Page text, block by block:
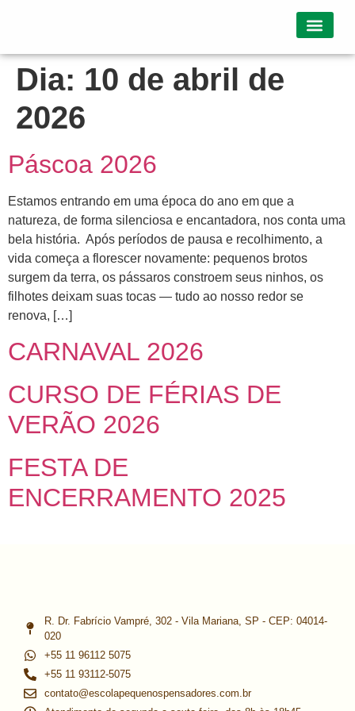
Dia: 10 de abril de
2026
Páscoa 2026
Estamos entrando em uma época do ano em que a
natureza, de forma silenciosa e encantadora, nos conta uma
bela história. Após períodos de pausa e recolhimento, a
vida começa a florescer novamente: pequenos brotos
surgem da terra, os pássaros constroem seus ninhos, os
filhotes deixam suas tocas — tudo ao nosso redor se
renova, […]
CARNAVAL 2026
CURSO DE FÉRIAS DE
VERÃO 2026
FESTA DE
ENCERRAMENTO 2025
R. Dr. Fabrício Vampré, 302 - Vila Mariana, SP - CEP: 04014-
020
+55 11 96112 5075
+55 11 93112-5075
contato@escolapequenospensadores.com.br